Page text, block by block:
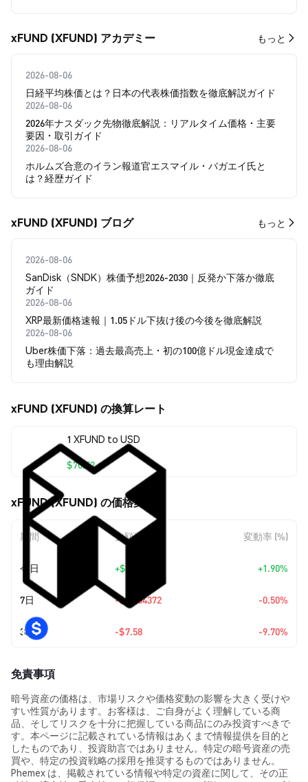
xFUND (XFUND) アカデミー もっと
2026-08-06
日経平均株価とは？日本の代表株価指数を徹底解説ガイド
2026-08-06
2026年ナスダック先物徹底解説：リアルタイム価格・主要
要因・取引ガイド
2026-08-06
ホルムズ合意のイラン報道官エスマイル・バガエイ氏と
は？経歴ガイド
xFUND (XFUND) ブログ もっと
2026-08-06
SanDisk（SNDK）株価予想2026-2030｜反発か下落か徹底
ガイド
2026-08-06
XRP最新価格速報｜1.05ドル下抜け後の今後を徹底解説
2026-08-06
Uber株価下落：過去最高売上・初の100億ドル現金達成で
も理由解説
xFUND (XFUND) の換算レート
1 XFUND to USD
$70.52
xFUND (XFUND) の価格変動
期間 金額変動 変動率 (%)
今日 +$1.31 +1.90%
7日 -$0.354372 -0.50%
30日 -$7.58 -9.70%
免責事項
暗号資産の価格は、市場リスクや価格変動の影響を大きく受けや
すい性質があります。お客様は、ご自身がよく理解している商
品、そしてリスクを十分に把握している商品にのみ投資すべきで
す。本ページに記載されている情報はあくまで情報提供を目的と
したものであり、投資助言ではありません。特定の暗号資産の売
買や、特定の投資戦略の採用を推奨するものではありません。
Phemex は、掲載されている情報や特定の資産に関して、その正